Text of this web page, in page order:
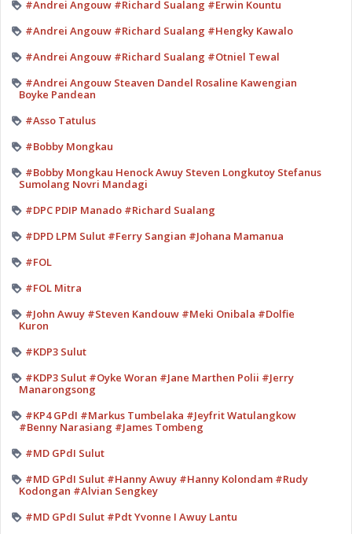
#Andrei Angouw #Richard Sualang #Erwin Kountu
#Andrei Angouw #Richard Sualang #Hengky Kawalo
#Andrei Angouw #Richard Sualang #Otniel Tewal
#Andrei Angouw Steaven Dandel Rosaline Kawengian
Boyke Pandean
#Asso Tatulus
#Bobby Mongkau
#Bobby Mongkau Henock Awuy Steven Longkutoy Stefanus
Sumolang Novri Mandagi
#DPC PDIP Manado #Richard Sualang
#DPD LPM Sulut #Ferry Sangian #Johana Mamanua
#FOL
#FOL Mitra
#John Awuy #Steven Kandouw #Meki Onibala #Dolfie
Kuron
#KDP3 Sulut
#KDP3 Sulut #Oyke Woran #Jane Marthen Polii #Jerry
Manarongsong
#KP4 GPdI #Markus Tumbelaka #Jeyfrit Watulangkow
#Benny Narasiang #James Tombeng
#MD GPdI Sulut
#MD GPdI Sulut #Hanny Awuy #Hanny Kolondam #Rudy
Kodongan #Alvian Sengkey
#MD GPdI Sulut #Pdt Yvonne I Awuy Lantu